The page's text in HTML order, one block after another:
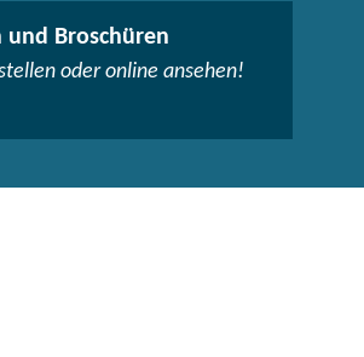
und Broschüren
oder online ansehen!